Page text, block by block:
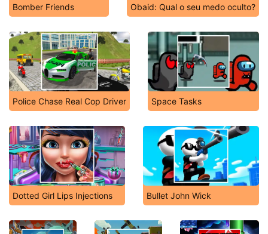
Bomber Friends Obaid: Qual o seu medo oculto?
Police Chase Real Cop Driver Space Tasks
Dotted Girl Lips Injections Bullet John Wick